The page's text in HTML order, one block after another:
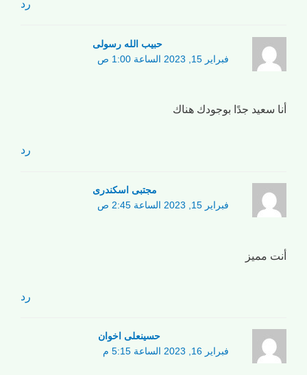
رد
حبیب الله رسولی
فبراير 15, 2023 الساعة 1:00 ص
أنا سعيد جدًا بوجودك هناك
رد
مجتبی اسکندری
فبراير 15, 2023 الساعة 2:45 ص
أنت مميز
رد
حسینعلی اخوان
فبراير 16, 2023 الساعة 5:15 م